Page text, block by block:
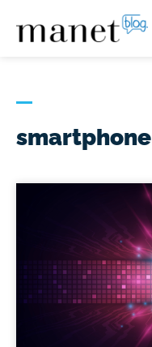
smartphone